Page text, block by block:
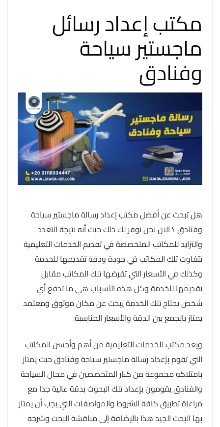
مكتب إعداد رسائل
ماجستير سياحة
وفنادق
هل تبحث عن أفضل مكتب إعداد رسالة ماجستير سياحة
وفنادق ؟ الان نحن نوفر لك ذلك حيث أنه نتيجة التعدد
والتزايد للمكاتب المتخصصة في تقديم الخدمات التعليمية
تتفاوت تلك المكاتب في جودة ودقة تقديمها للخدمة
وكذلك في الأسعار التي تفرضها تلك المكاتب مقابل
تقديمها للخدمة وكل هذه الأسباب هي ما تدفع أي
شخص يحتاج تلك الخدمة يبحث عن مكان موثوق ومعتمد
يمتاز بالجمع بين الدقة والأسعار المناسبة.
ويعد مكتب للخدمات التعليمية من أهم وأحسن المكاتب
التي تقوم بإعداد رسالة ماجستير سياحة وفنادق حيث يمتاز
بامتلاكه مجموعة من كبار المتخصصين في مجال السياحة
والفنادق يقومون بإعداد تلك البحوث بدقة عالية جدا مع
مراعاة تطبيق كافة الشروط والمواصفات التي يجب أن يمتاز
بها البحث الجيد هذا بالإضافة إلى مناقشة البحث وشرحه